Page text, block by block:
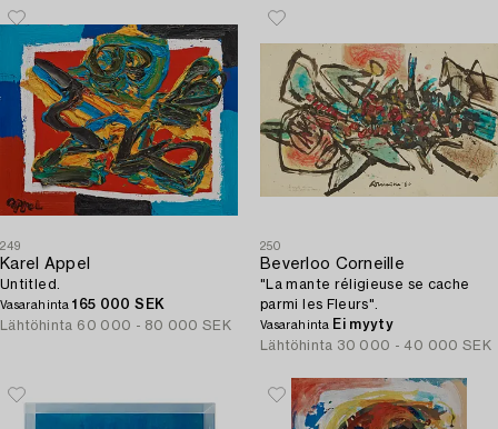
249
Karel Appel
Untitled.
Vasarahinta165 000 SEK
Lähtöhinta 60 000 - 80 000 SEK
250
Beverloo Corneille
"La mante réligieuse se cache
parmi les Fleurs".
Vasarahinta Ei myyty
Lähtöhinta 30 000 - 40 000 SEK